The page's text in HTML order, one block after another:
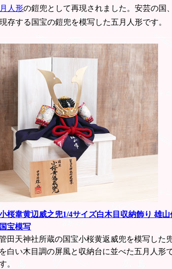
人形の鎧兜として再現されました。安芸の国
存する国宝の鎧兜を模写した五月人形です。
桜韋黄辺威之兜1/4サイズ白木目収納飾り 雄山
国宝模写
田天神社所蔵の国宝小桜黄返威兜を模写した
を白い木目調の屏風と収納台に並べた五月人形
。